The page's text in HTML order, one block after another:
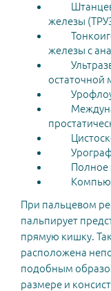
железы
железы с
остаточной
Полное
При пальцевом
пальпирует
прямую кишку.
расположена
подобным
размере и